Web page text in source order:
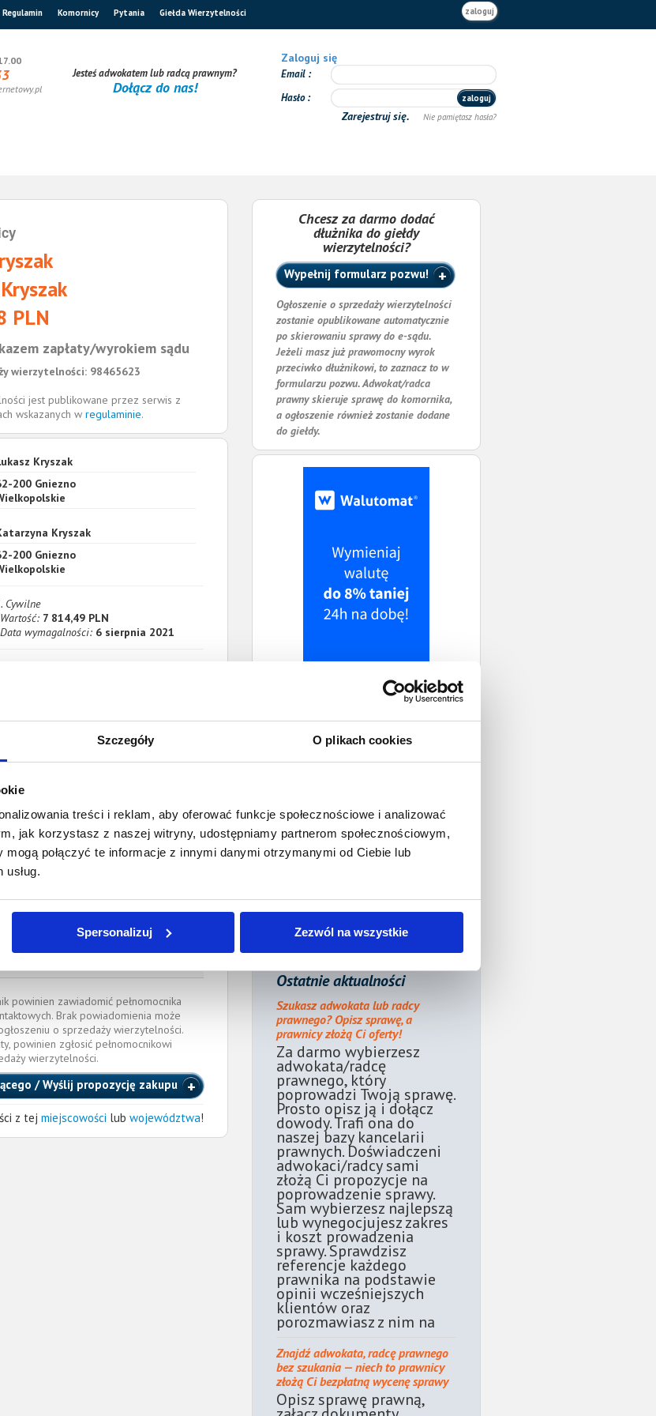
Szczegóły O plikach cookies
treści i reklam, aby oferować funkcje społecznościowe i analizować
jak korzystasz z naszej witryny, udostępniamy partnerom społecznościowym,
połączyć te informacje z innymi danymi otrzymanymi od Ciebie lub
Spersonalizuj Zezwól na wszystkie
Regulamin Komornicy Pytania Giełda Wierzytelności zaloguj
Jesteś adwokatem lub radcą prawnym?
Dołącz do nas!
Zaloguj się
Email
Hasło
zaloguj
Zarejestruj się. Nie pamiętasz hasła?
PLN
zapłaty/wyrokiem sądu
wierzytelności: 98465623
jest publikowane przez serwis z
wskazanych w regulaminie.
Kryszak
200 Gniezno
Kryszak
200 Gniezno
Cywilne
Wartość: 7 814,49 PLN
Data wymagalności: 6 sierpnia 2021
listopada 2021
Radca prawny
powinien zawiadomić pełnomocnika
Brak powiadomienia może
o sprzedaży wierzytelności.
powinien zgłosić pełnomocnikowi
wierzytelności.
/ Wyślij propozycję zakupu
z tej miejscowości lub województwa!
Chcesz za darmo dodać
dłużnika do giełdy
wierzytelności?
Wypełnij formularz pozwu!
Ogłoszenie o sprzedaży wierzytelności
zostanie opublikowane automatycznie
po skierowaniu sprawy do e-sądu.
Jeżeli masz już prawomocny wyrok
przeciwko dłużnikowi, to zaznacz to w
formularzu pozwu. Adwokat/radca
prawny skieruje sprawę do komornika,
a ogłoszenie również zostanie dodane
do giełdy.
Ostatnie aktualności
Szukasz adwokata lub radcy
prawnego? Opisz sprawę, a
prawnicy złożą Ci oferty!
Za darmo wybierzesz
adwokata/radcę
prawnego, który
poprowadzi Twoją sprawę.
Prosto opisz ją i dołącz
dowody. Trafi ona do
naszej bazy kancelarii
prawnych. Doświadczeni
adwokaci/radcy sami
złożą Ci propozycje na
poprowadzenie sprawy.
Sam wybierzesz najlepszą
lub wynegocjujesz zakres
i koszt prowadzenia
sprawy. Sprawdzisz
referencje każdego
prawnika na podstawie
opinii wcześniejszych
klientów oraz
porozmawiasz z nim na
Znajdź adwokata, radcę prawnego
bez szukania — niech to prawnicy
złożą Ci bezpłatną wycenę sprawy
Opisz sprawę prawną,